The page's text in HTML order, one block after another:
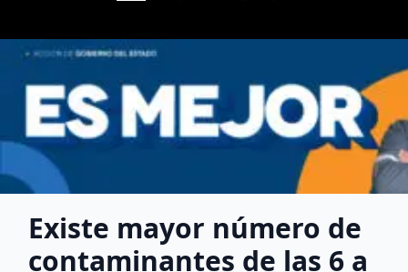
Existe mayor número de
contaminantes de las 6 a